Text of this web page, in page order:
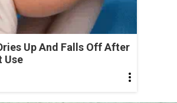
Up And Falls Off After
Use